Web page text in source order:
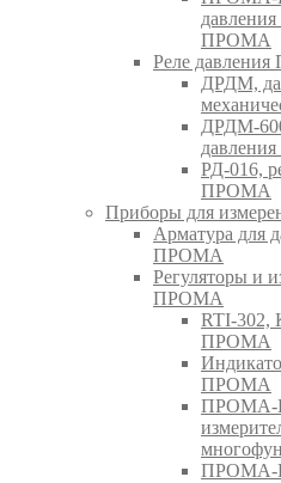
ПРОМА
Реле
ДРДМ,
ДРДМ-
РД-016,
ПРОМА
Приборы для
Арматура для
ПРОМА
Регуляторы и
ПРОМА
RTI-302,
ПРОМА
ПРОМА
ПРОМА-
ПРОМА-